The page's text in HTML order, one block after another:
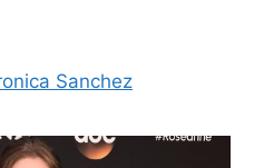
Sanchez